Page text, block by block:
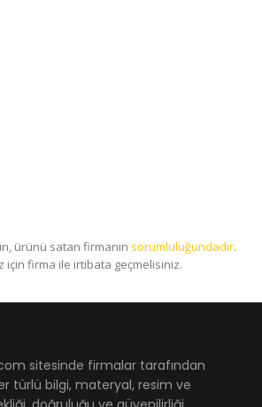
ürünü satan firmanın sorumluluğundadır.
için firma ile irtibata geçmelisiniz.
sitesinde firmalar tarafından
türlü bilgi, materyal, resim ve